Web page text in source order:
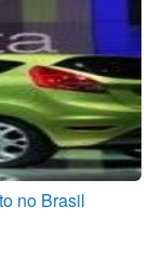
no Brasil